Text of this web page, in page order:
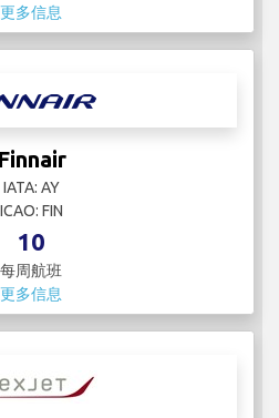
更多信息
Finnair
IATA: AY
ICAO: FIN
10
每周航班
更多信息